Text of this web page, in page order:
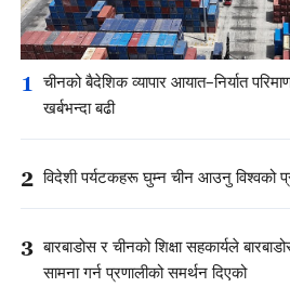
1 चीनको बैदेशिक व्यापार आयात–निर्यात
खर्बभन्दा बढी
2 विदेशी पर्यटकहरू घुम्न चीन आउनु विश्वको
3 बारबाडोस र चीनको शिक्षा सहकार्यले
सामना गर्न प्रणालीको समर्थन दिएको